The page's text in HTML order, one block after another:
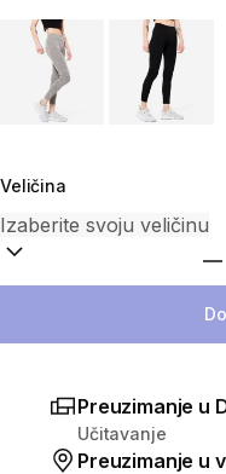
Choose a variant
Veličina
Preuzimanje u
Učitavanje
Preuzimanje u